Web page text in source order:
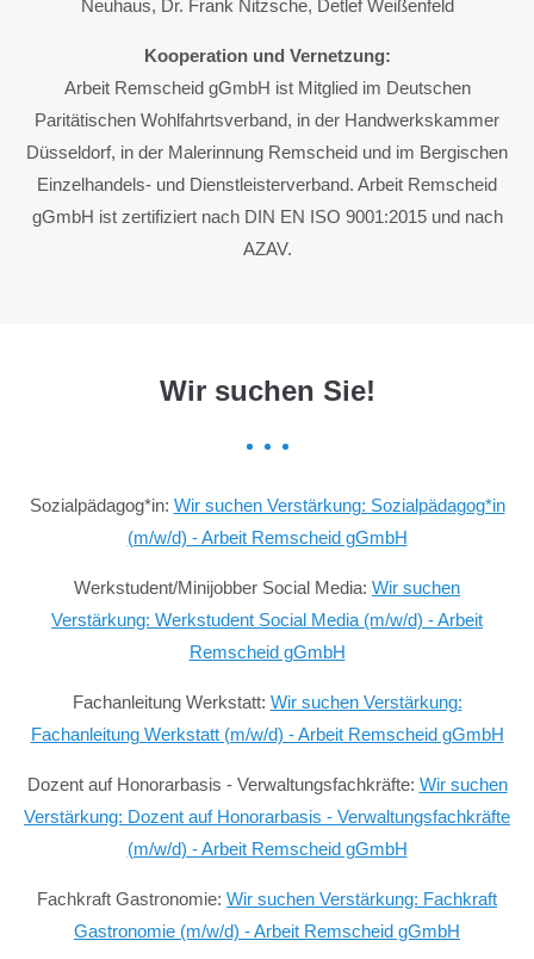
Neuhaus, Dr. Frank Nitzsche, Detlef Weißenfeld
Kooperation und Vernetzung:
Arbeit Remscheid gGmbH ist Mitglied im Deutschen
Paritätischen Wohlfahrtsverband, in der Handwerkskammer
Düsseldorf, in der Malerinnung Remscheid und im Bergischen
Einzelhandels- und Dienstleisterverband. Arbeit Remscheid
gGmbH ist zertifiziert nach DIN EN ISO 9001:2015 und nach
AZAV.
Wir suchen Sie!
Sozialpädagog*in: Wir suchen Verstärkung: Sozialpädagog*in
(m/w/d) - Arbeit Remscheid gGmbH
Werkstudent/Minijobber Social Media: Wir suchen
Verstärkung: Werkstudent Social Media (m/w/d) - Arbeit
Remscheid gGmbH
Fachanleitung Werkstatt: Wir suchen Verstärkung:
Fachanleitung Werkstatt (m/w/d) - Arbeit Remscheid gGmbH
Dozent auf Honorarbasis - Verwaltungsfachkräfte: Wir suchen
Verstärkung: Dozent auf Honorarbasis - Verwaltungsfachkräfte
(m/w/d) - Arbeit Remscheid gGmbH
Fachkraft Gastronomie: Wir suchen Verstärkung: Fachkraft
Gastronomie (m/w/d) - Arbeit Remscheid gGmbH